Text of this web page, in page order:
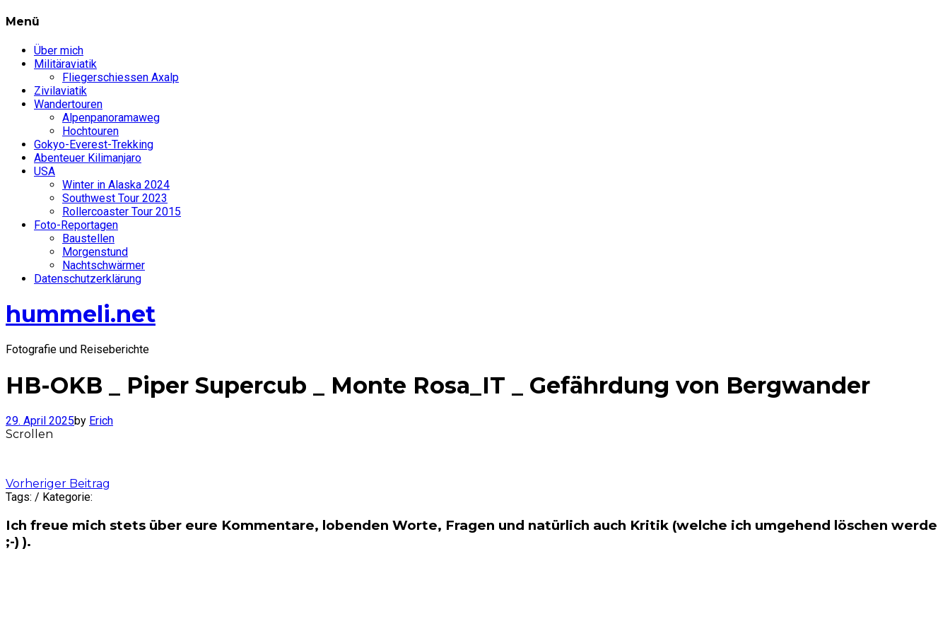
Menü
Über mich
Militäraviatik
Fliegerschiessen Axalp
Zivilaviatik
Wandertouren
Alpenpanoramaweg
Hochtouren
Gokyo-Everest-Trekking
Abenteuer Kilimanjaro
USA
Winter in Alaska 2024
Southwest Tour 2023
Rollercoaster Tour 2015
Foto-Reportagen
Baustellen
Morgenstund
Nachtschwärmer
Datenschutzerklärung
hummeli.net
Fotografie und Reiseberichte
HB-OKB _ Piper Supercub _ Monte Rosa_IT _ Gefährdung von Bergwander
29. April 2025by Erich
Scrollen
Post
navigation
Vorheriger Beitrag
Tags: / Kategorie:
Ich freue mich stets über eure Kommentare, lobenden Worte, Fragen und natürlich auch Kritik (welche ich umgehend löschen werde
;-) ).